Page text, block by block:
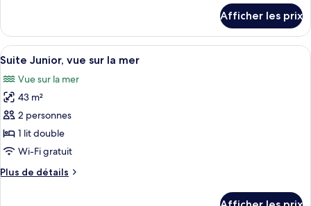
vue
sur
mer
Chambre
exécutive,
vue
la
mer
Afficher les prix
Afficher
toutes
les
photos
pour
ce
type
chambre :
Une chambre d’hôtel avec un
5
Suite Junior, vue sur la mer
Vue sur la mer
43 m²
2 personnes
1 lit double
Wi-Fi gratuit
Plus de détails
Plus